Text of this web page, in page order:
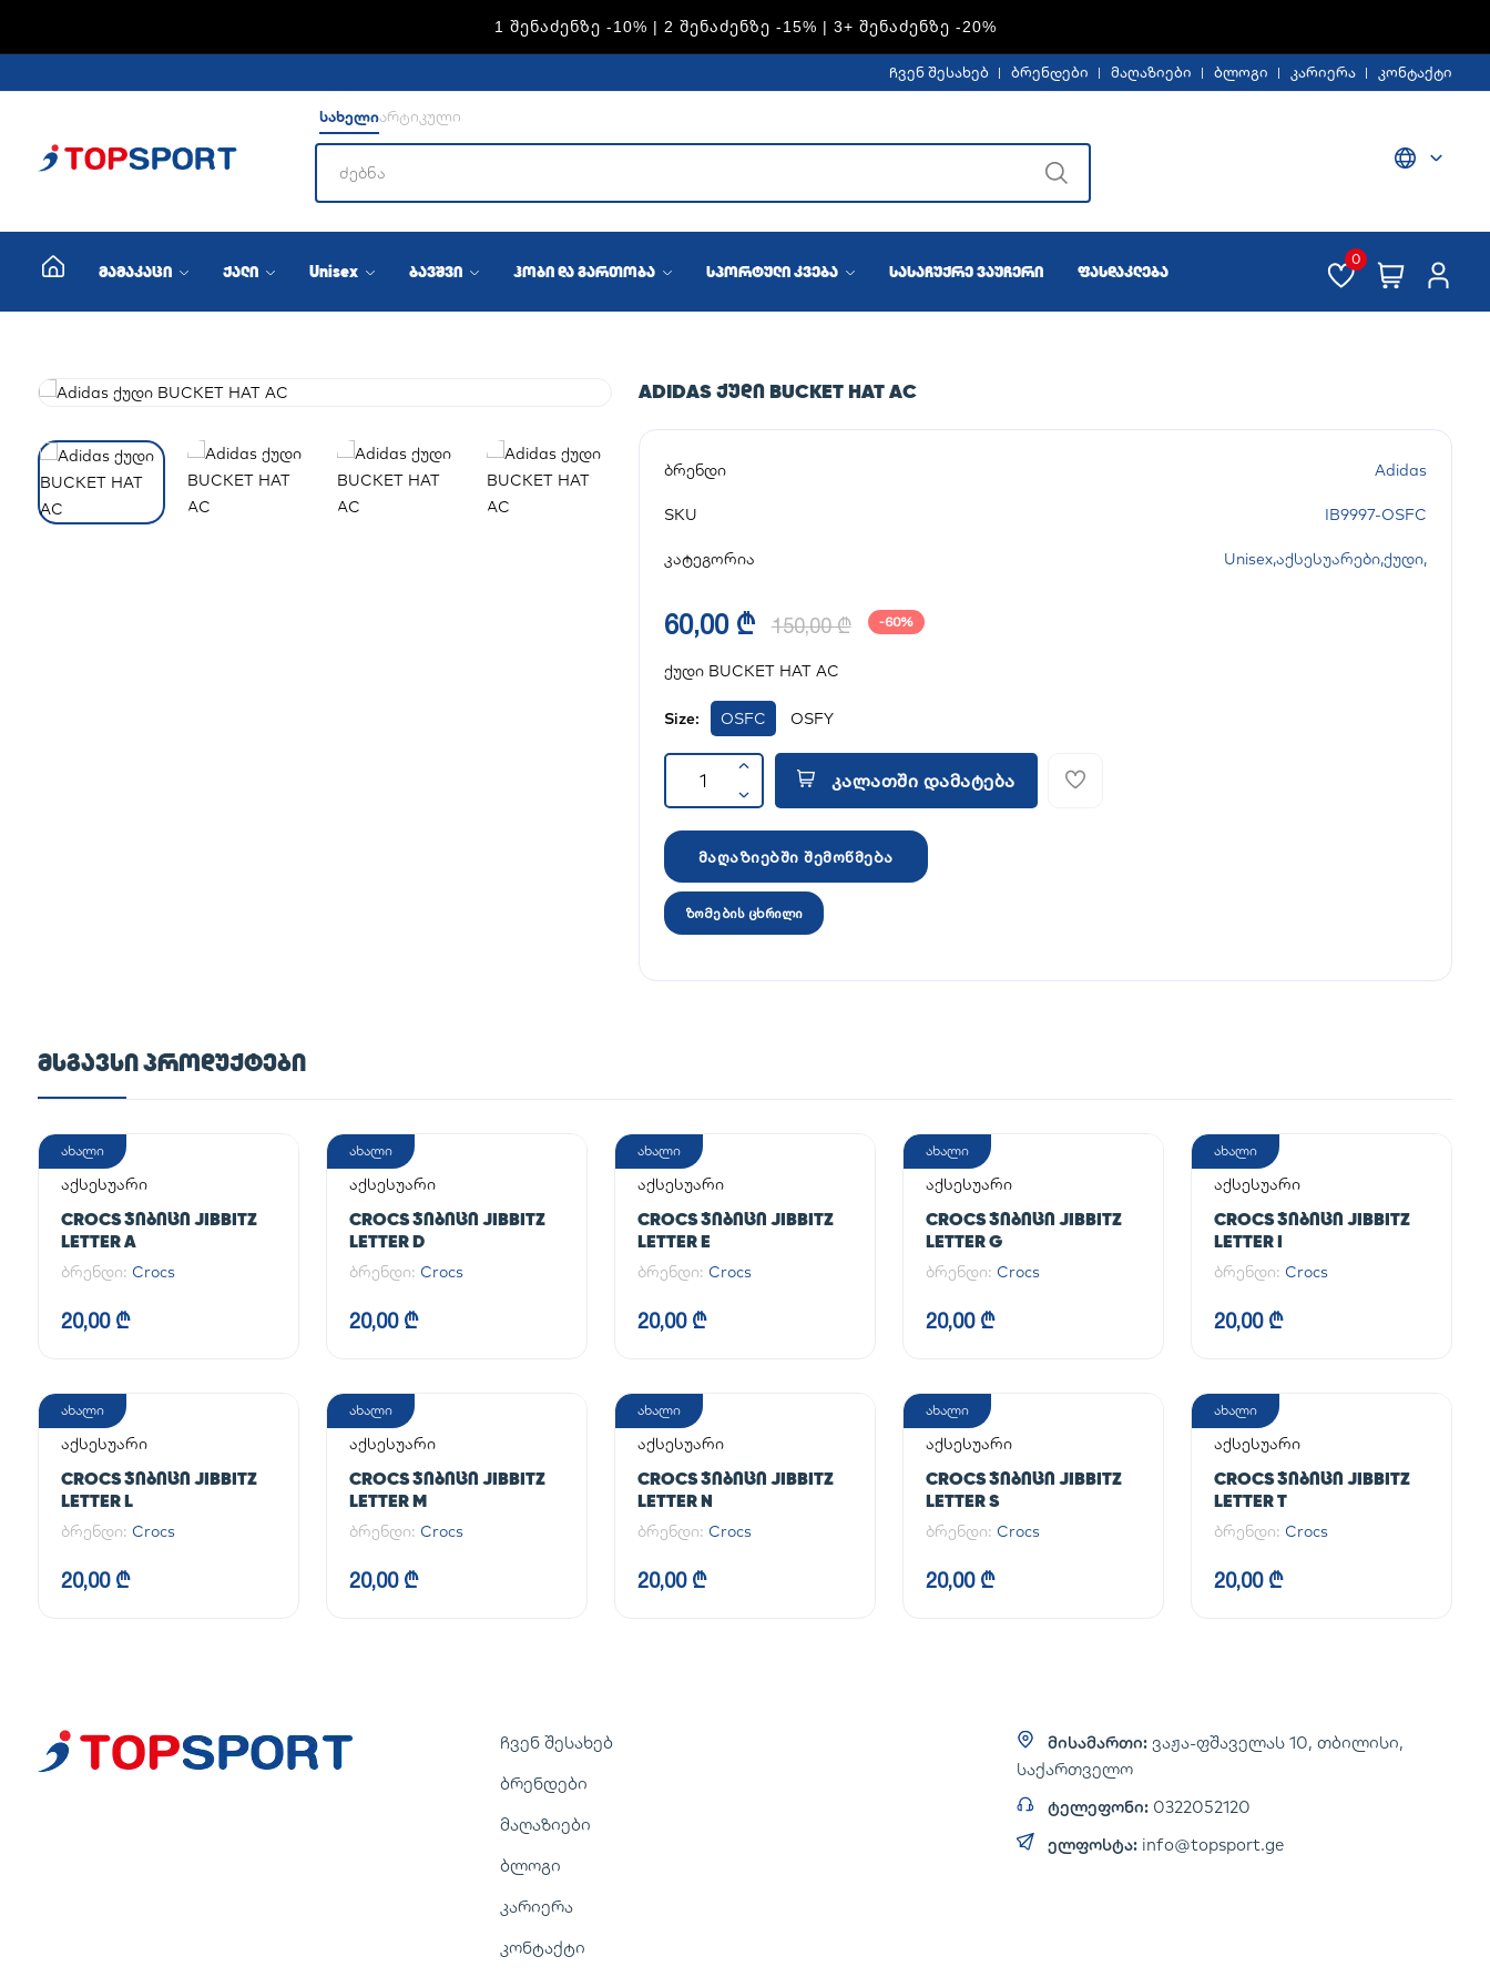
1 ᲨᲔᲜᲐᲫᲔᲜᲖᲔ -10% | 2 ᲨᲔᲜᲐᲫᲔᲜᲖᲔ -15% | 3+ ᲨᲔᲜᲐᲫᲔᲜᲖᲔ -20%
ჩვენ შესახებ ბრენდები მაღაზიები ბლოგი კარიერა კონტაქტი
სახელიარტიკული
მამაკაცი ქალი Unisex ბავშვი ჰობი და გართობა სპორტული კვება სასაჩუქრე ვაუჩერი ფასდაკლება
0
ADIDAS ᲥᲣᲓᲘ BUCKET HAT AC
ბრენდი Adidas
SKU IB9997-OSFC
კატეგორია Unisex,აქსესუარები,ქუდი,
60,00 ₾ 150,00 ₾ -60%
ქუდი BUCKET HAT AC
Size: OSFC OSFY
კალათში დამატება
მაღაზიებში შემოწმება
ზომების ცხრილი
ᲛᲡᲒᲐᲕᲡᲘ ᲞᲠᲝᲓᲣᲥᲢᲔᲑᲘ
ახალი
აქსესუარი
CROCS ᲯᲘᲑᲘᲪᲘ JIBBITZ
LETTER A
ბრენდი: Crocs
20,00 ₾
ახალი
აქსესუარი
CROCS ᲯᲘᲑᲘᲪᲘ JIBBITZ
LETTER D
ბრენდი: Crocs
20,00 ₾
ახალი
აქსესუარი
CROCS ᲯᲘᲑᲘᲪᲘ JIBBITZ
LETTER E
ბრენდი: Crocs
20,00 ₾
ახალი
აქსესუარი
CROCS ᲯᲘᲑᲘᲪᲘ JIBBITZ
LETTER G
ბრენდი: Crocs
20,00 ₾
ახალი
აქსესუარი
CROCS ᲯᲘᲑᲘᲪᲘ JIBBITZ
LETTER I
ბრენდი: Crocs
20,00 ₾
ახალი
აქსესუარი
CROCS ᲯᲘᲑᲘᲪᲘ JIBBITZ
LETTER L
ბრენდი: Crocs
20,00 ₾
ახალი
აქსესუარი
CROCS ᲯᲘᲑᲘᲪᲘ JIBBITZ
LETTER M
ბრენდი: Crocs
20,00 ₾
ახალი
აქსესუარი
CROCS ᲯᲘᲑᲘᲪᲘ JIBBITZ
LETTER N
ბრენდი: Crocs
20,00 ₾
ახალი
აქსესუარი
CROCS ᲯᲘᲑᲘᲪᲘ JIBBITZ
LETTER S
ბრენდი: Crocs
20,00 ₾
ახალი
აქსესუარი
CROCS ᲯᲘᲑᲘᲪᲘ JIBBITZ
LETTER T
ბრენდი: Crocs
20,00 ₾
ჩვენ შესახებ
ბრენდები
მაღაზიები
ბლოგი
კარიერა
კონტაქტი
მისამართი: ვაჟა-ფშაველას 10, თბილისი,
საქართველო
ტელეფონი: 0322052120
ელფოსტა: info@topsport.ge